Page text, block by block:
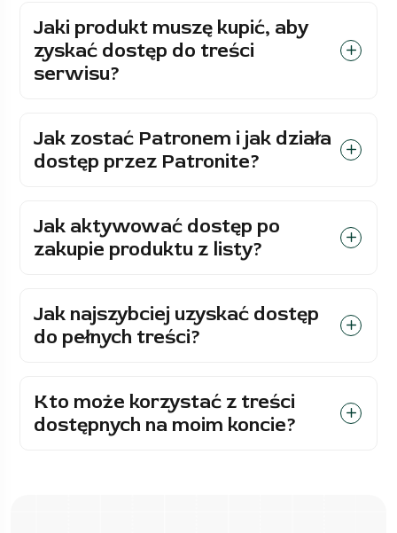
Jaki produkt muszę kupić, aby
zyskać dostęp do treści
serwisu?
Jak zostać Patronem i jak działa
dostęp przez Patronite?
Jak aktywować dostęp po
zakupie produktu z listy?
Jak najszybciej uzyskać dostęp
do pełnych treści?
Kto może korzystać z treści
dostępnych na moim koncie?